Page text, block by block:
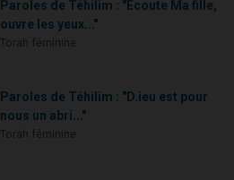
Paroles de Téhilim : "Ecoute Ma fille,
ouvre les yeux..."
Paroles de Téhilim : "D.ieu est pour
nous un abri..."